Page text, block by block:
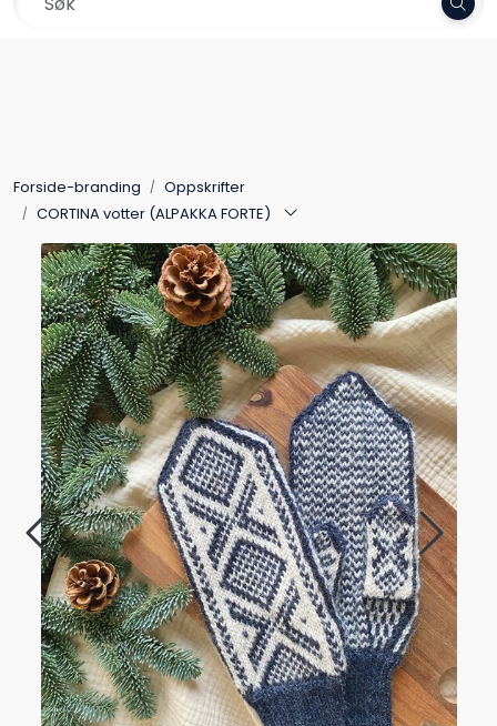
Skip to main content
Forside-branding
Oppskrifter
CORTINA votter (ALPAKKA FORTE)
Kolleksjoner
Pinner og tilbehør
Gavekort
Outlet